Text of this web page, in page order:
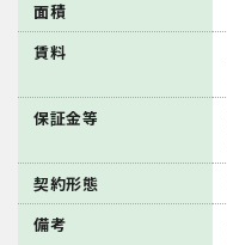
面積
賃料
保証金等
契約形態
備考